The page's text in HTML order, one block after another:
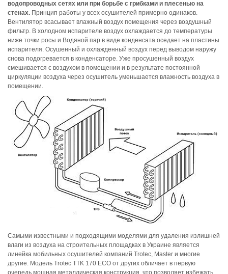
водопроводных сетях или при борьбе с грибками и плесенью на
стенах. Принцип работы у всех осушителей примерно одинаков.
Вентилятор всасывает влажный воздух помещения через воздушный
фильтр. В холодном испарителе воздух охлаждается до температуры
ниже точки росы и Водяной пар в виде конденсата оседает на пластины
испарителя. Осушенный и охлажденный воздух перед выводом наружу
снова подогревается в конденсаторе. Уже просушенный воздух
смешивается с воздухом в помещении и в результате постоянной
циркуляции воздуха через осушитель уменьшается влажность воздуха в
помещении.
Самыми известными и подходящими моделями для удаления излишней
влаги из воздуха на строительных площадках в Украине является
линейка мобильных осушителей компаний Trotec, Master и многие
другие. Mодель Trotec TTK 170 ЕСО от других обличает в первую